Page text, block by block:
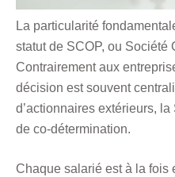
La particularité
statut de SCOP, ou Société
Contrairement aux
décision est souvent
d’actionnaires extérieurs,
de co-détermination.
Chaque salarié est à la fois